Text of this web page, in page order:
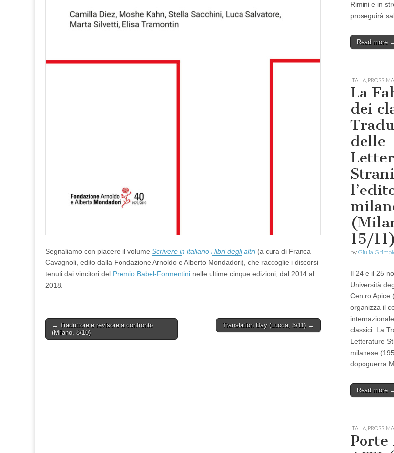
Segnaliamo con piacere il volume Scrivere in italiano i libri degli altri(a cura di Franca
Cavagnoli, edito dalla Fondazione Arnoldo e Alberto Mondadori), che raccoglie i discorsi
tenuti dai vincitori del Premio Babel-Formentini nelle ultime cinque edizioni, dal 2014 al
2018.
Post
navigation
← Traduttore e revisore a confronto
(Milano, 8/10)
Translation Day (Lucca, 3/11) →
Rimini e in
proseguirà
Read more
ITALIA
La
dei
delle
15/11)
by Giulia
Il 24 e il 25
Università
Centro Apice
organizza il
classici. La
Letterature
milanese
dopoguerra
Read more
ITALIA
Porte